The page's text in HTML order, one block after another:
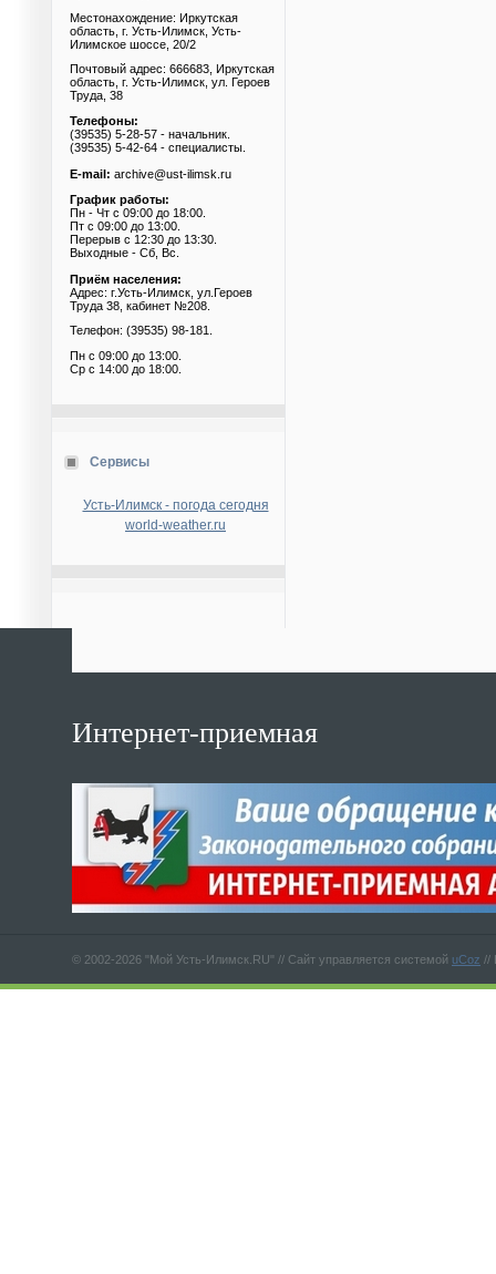
Местонахождение: Иркутская
область, г. Усть-Илимск, Усть-
Илимское шоссе, 20/2
Почтовый адрес: 666683, Иркутская
область, г. Усть-Илимск, ул. Героев
Труда, 38
Телефоны:
(39535) 5-28-57 - начальник.
(39535) 5-42-64 - специалисты.
E-mail: archive@ust-ilimsk.ru
График работы:
Пн - Чт с 09:00 до 18:00.
Пт с 09:00 до 13:00.
Перерыв с 12:30 до 13:30.
Выходные - Сб, Вс.
Приём населения:
Адрес: г.Усть-Илимск, ул.Героев
Труда 38, кабинет №208.
Телефон: (39535) 98-181.
Пн с 09:00 до 13:00.
Ср с 14:00 до 18:00.
Сервисы
Усть-Илимск - погода сегодня
world-weather.ru
Интернет-приемная
© 2002-2026 "Мой Усть-Илимск.RU" // Сайт управляется системой uCoz //